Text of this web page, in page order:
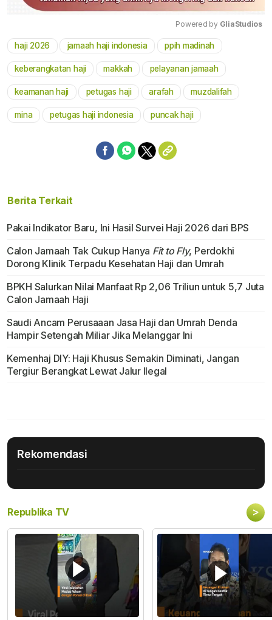
Mute
Powered by GliaStudios
haji 2026 jamaah haji indonesia ppih madinah
keberangkatan haji makkah pelayanan jamaah
keamanan haji petugas haji arafah muzdalifah
mina petugas haji indonesia puncak haji
Berita Terkait
Pakai Indikator Baru, Ini Hasil Survei Haji 2026 dari BPS
Calon Jamaah Tak Cukup Hanya Fit to Fly, Perdokhi
Dorong Klinik Terpadu Kesehatan Haji dan Umrah
BPKH Salurkan Nilai Manfaat Rp 2,06 Triliun untuk 5,7 Juta
Calon Jamaah Haji
Saudi Ancam Perusaaan Jasa Haji dan Umrah Denda
Hampir Setengah Miliar Jika Melanggar Ini
Kemenhaj DIY: Haji Khusus Semakin Diminati, Jangan
Tergiur Berangkat Lewat Jalur Ilegal
Rekomendasi
Republika TV >